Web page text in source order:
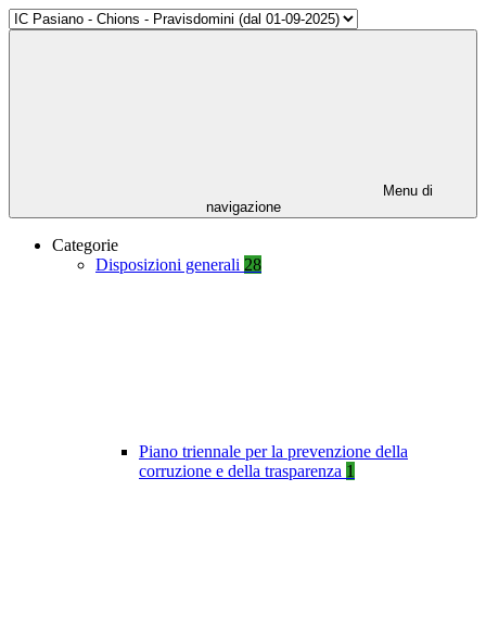
Menu di
navigazione
Categorie
Disposizioni generali 28
Piano triennale per la prevenzione della
corruzione e della trasparenza 1